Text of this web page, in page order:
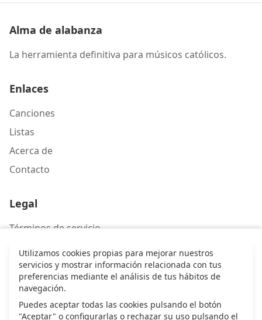
Alma de alabanza
La herramienta definitiva para músicos católicos.
Enlaces
Canciones
Listas
Acerca de
Contacto
Legal
Términos de servicio
Política de privacidad
Contacto
Escríbenos
Utilizamos cookies propias para mejorar nuestros
servicios y mostrar información relacionada con tus
preferencias mediante el análisis de tus hábitos de
navegación.
Puedes aceptar todas las cookies pulsando el botón
"Aceptar" o configurarlas o rechazar su uso pulsando el